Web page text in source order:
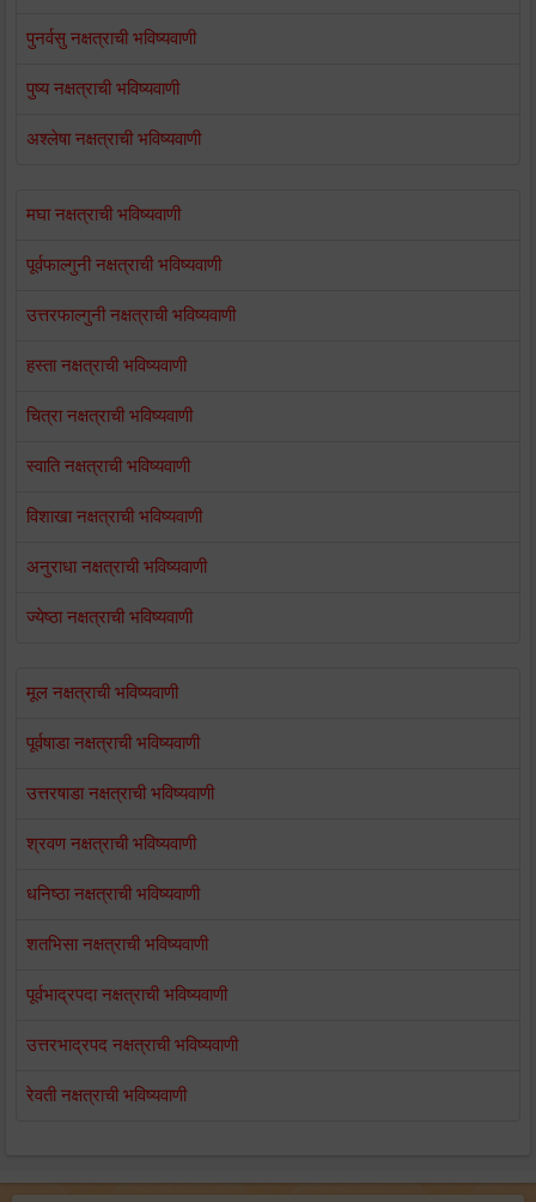
पुनर्वसु नक्षत्राची भविष्यवाणी
पुष्य नक्षत्राची भविष्यवाणी
अश्लेषा नक्षत्राची भविष्यवाणी
मघा नक्षत्राची भविष्यवाणी
पूर्वफाल्गुनी नक्षत्राची भविष्यवाणी
उत्तरफाल्गुनी नक्षत्राची भविष्यवाणी
हस्ता नक्षत्राची भविष्यवाणी
चित्रा नक्षत्राची भविष्यवाणी
स्वाति नक्षत्राची भविष्यवाणी
विशाखा नक्षत्राची भविष्यवाणी
अनुराधा नक्षत्राची भविष्यवाणी
ज्येष्ठा नक्षत्राची भविष्यवाणी
मूल नक्षत्राची भविष्यवाणी
पूर्वषाडा नक्षत्राची भविष्यवाणी
उत्तरषाडा नक्षत्राची भविष्यवाणी
श्रवण नक्षत्राची भविष्यवाणी
धनिष्ठा नक्षत्राची भविष्यवाणी
शतभिसा नक्षत्राची भविष्यवाणी
पूर्वभाद्रपदा नक्षत्राची भविष्यवाणी
उत्तरभाद्रपद नक्षत्राची भविष्यवाणी
रेवती नक्षत्राची भविष्यवाणी